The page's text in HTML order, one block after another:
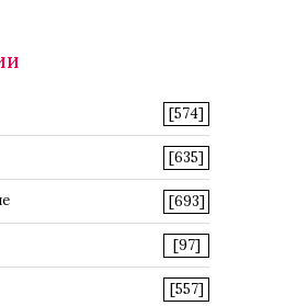
[574]
[635]
[693]
[97]
[557]